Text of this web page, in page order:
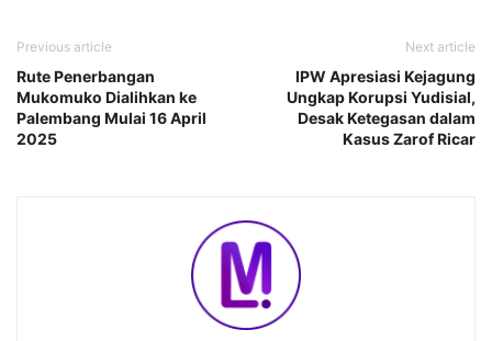
Previous article
Rute Penerbangan
Mukomuko Dialihkan ke
Palembang Mulai 16 April
2025
Next article
IPW Apresiasi Kejagung
Ungkap Korupsi Yudisial,
Desak Ketegasan dalam
Kasus Zarof Ricar